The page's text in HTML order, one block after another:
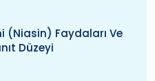
(niasin) Faydaları Ve
Düzeyi